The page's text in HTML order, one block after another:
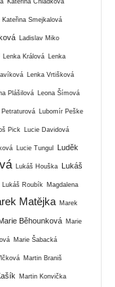
Kateřina Smejkalová
Ladislav Miko
Lenka Králová Lenka
Lenka Vrtišková
Plášilová Leona Šímová
Petraturová Lubomír Peške
Pick Lucie Davidová
Lucie Tungul Luděk
Lukáš Houška Lukáš
Lukáš Roubík Magdalena
Matějka Marek
Běhounková Marie
Marie Šabacká
Martin Braniš
Martin Konvička